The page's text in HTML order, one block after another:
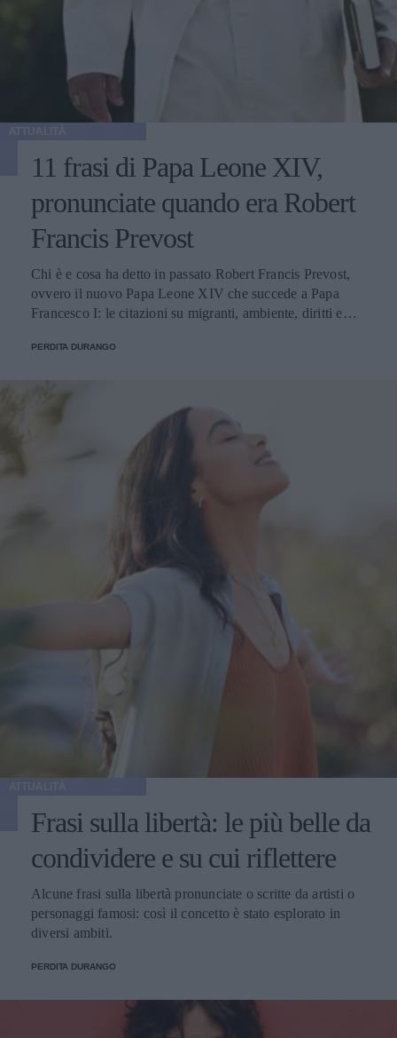
11 frasi di Papa Leone XIV,
pronunciate quando era Robert
Francis Prevost
Chi è e cosa ha detto in passato Robert Francis Prevost,
ovvero il nuovo Papa Leone XIV che succede a Papa
Francesco I: le citazioni su migranti, ambiente, diritti e
PERDITA DURANGO
Frasi sulla libertà: le più belle da
condividere e su cui riflettere
Alcune frasi sulla libertà pronunciate o scritte da artisti o
personaggi famosi: così il concetto è stato esplorato in
diversi ambiti.
PERDITA DURANGO